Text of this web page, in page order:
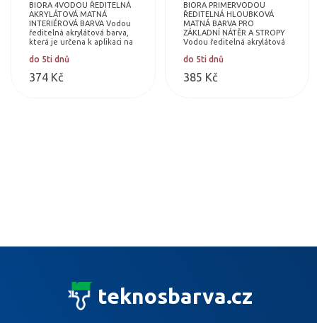
BIORA 4VODOU ŘEDITELNÁ
AKRYLÁTOVÁ MATNÁ
INTERIÉROVÁ BARVA Vodou
ředitelná akrylátová barva,
která je určena k aplikaci na
Snadno se nanáší a vytváří
do 5ti dnů
374 Kč
BIORA PRIMERVODOU
ŘEDITELNÁ HLOUBKOVÁ
MATNÁ BARVA PRO
ZÁKLADNÍ NÁTĚR A STROPY
Vodou ředitelná akrylátová
interiéry. Snadno se nanáší a
do 5ti dnů
385 Kč
teknosbarva.cz